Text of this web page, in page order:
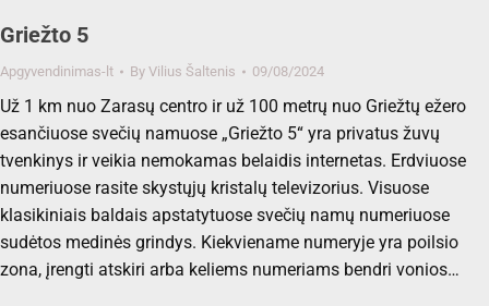
Griežto 5
Apgyvendinimas-lt By Vilius Šaltenis 09/08/2024
Už 1 km nuo Zarasų centro ir už 100 metrų nuo Griežtų ežero
esančiuose svečių namuose „Griežto 5“ yra privatus žuvų
tvenkinys ir veikia nemokamas belaidis internetas. Erdviuose
numeriuose rasite skystųjų kristalų televizorius. Visuose
klasikiniais baldais apstatytuose svečių namų numeriuose
sudėtos medinės grindys. Kiekviename numeryje yra poilsio
zona, įrengti atskiri arba keliems numeriams bendri vonios…